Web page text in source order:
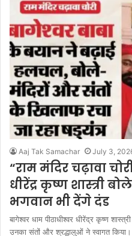
Aaj Tak Samachar July 3,
“राम मंदिर चढ़ावा
धीरेंद्र कृष्ण शास्त्री
भगवान भी देंगे दंड
बागेश्वर धाम पीठाधीश्वर धीरेंद्र कृष्ण
उनका संतों और श्रद्धालुओं ने स्वागत